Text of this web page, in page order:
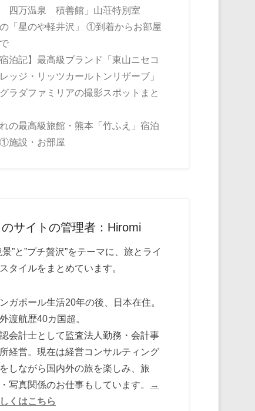
四万温泉 積善館」山荘特別室
「星のや軽井沢」 ①到着からお部屋
宿泊記】最高級ブランド「東山ニセコ
ッジ・リッツカールトンリザーブ」
ラダファミリアの撮影スポットまと
の最高級旅館・熊本「竹ふえ」宿泊
施設・お部屋
のサイトの管理者：Hiromi
景”と”プチ贅沢”をテーマに、旅とライ
タイルをまとめています。
ガポール生活20年の後、日本在住。
渡航歴40カ国超。
会計士として監査法人勤務・会計事
経営。現在は経営コンサルティング
しながら国内外の旅を楽しみ、旅
写真関係のお仕事もしています。
→
くはこちら